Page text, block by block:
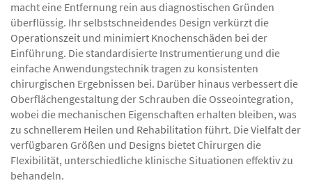
macht eine Entfernung rein aus diagnostischen Gründen
überflüssig. Ihr selbstschneidendes Design verkürzt die
Operationszeit und minimiert Knochenschäden bei der
Einführung. Die standardisierte Instrumentierung und die
einfache Anwendungstechnik tragen zu konsistenten
chirurgischen Ergebnissen bei. Darüber hinaus verbessert die
Oberflächengestaltung der Schrauben die Osseointegration,
wobei die mechanischen Eigenschaften erhalten bleiben, was
zu schnellerem Heilen und Rehabilitation führt. Die Vielfalt der
verfügbaren Größen und Designs bietet Chirurgen die
Flexibilität, unterschiedliche klinische Situationen effektiv zu
behandeln.